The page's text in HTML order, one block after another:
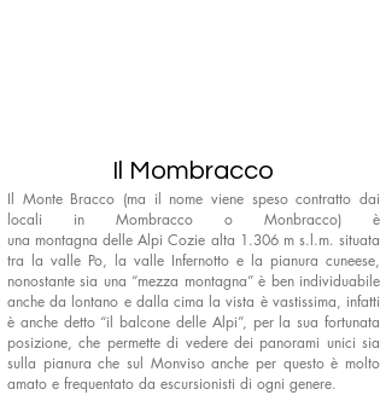
Il Mombracco
Il Monte Bracco (ma il nome viene speso contratto dai
locali in Mombracco o Monbracco) è
una montagna delleAlpi Cozie alta 1.306 m s.l.m. situata
tra la valle Po, la valle Infernotto e la pianura cuneese,
nonostante sia una “mezza montagna” è ben individuabile
anche da lontano e dalla cima la vista è vastissima, infatti
è anche detto “il balcone delle Alpi”, per la sua fortunata
posizione, che permette di vedere dei panorami unici sia
sulla pianura che sul Monviso anche per questo è molto
amato e frequentato da escursionisti di ogni genere.